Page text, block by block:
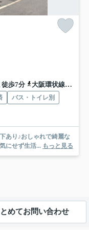
歩7分
大阪環状線「桃谷」駅 徒歩13分
バス・トイレ別
あり♪おしゃれで綺麗な
にせず生活... もっと見る
とめてお問い合わせ